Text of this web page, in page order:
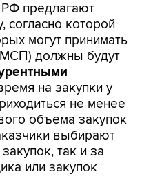
предлагают
согласно которой
могут принимать
МСП) должны будут
на закупки у
не менее
объема закупок
выбирают
так и за
или закупок